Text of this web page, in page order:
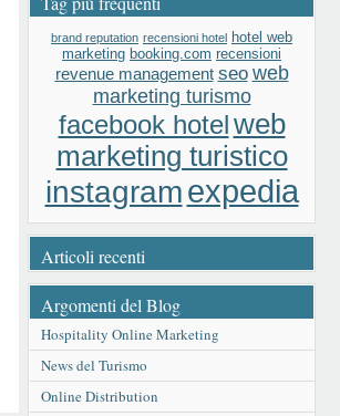
brand reputation recensioni hotel hotel web
marketing booking.com recensioni
revenue management seo web
marketing turismo
facebook hotelweb
marketing turistico
instagramexpedia
Articoli recenti
Argomenti del Blog
Hospitality Online Marketing
News del Turismo
Online Distribution